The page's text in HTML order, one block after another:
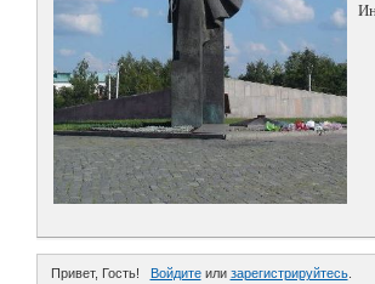
Привет, Гость! Войдитеили зарегистрируйтесь.